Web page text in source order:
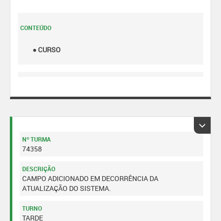
CONTEÚDO
● CURSO
Nº TURMA
74358
DESCRIÇÃO
CAMPO ADICIONADO EM DECORRÊNCIA DA
ATUALIZAÇÃO DO SISTEMA.
TURNO
TARDE